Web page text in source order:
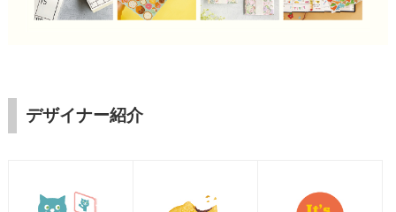
デザイナー紹介